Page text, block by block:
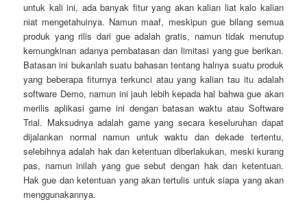
untuk kali ini, ada banyak fitur yang akan kalian liat kalo kalian
niat mengetahuinya. Namun maaf, meskipun gue bilang semua
produk yang rilis dari gue adalah gratis, namun tidak menutup
kemungkinan adanya pembatasan dan limitasi yang gue berikan.
Batasan ini bukanlah suatu bahasan tentang halnya suatu produk
yang beberapa fiturnya terkunci atau yang kalian tau itu adalah
software Demo, namun ini jauh lebih kepada hal bahwa gue akan
merilis aplikasi game ini dengan batasan waktu atau Software
Trial. Maksudnya adalah game yang secara keseluruhan dapat
dijalankan normal namun untuk waktu dan dekade tertentu,
selebihnya adalah hak dan ketentuan diberlakukan, meski kurang
pas, namun inilah yang gue sebut dengan hak dan ketentuan.
Hak gue dan ketentuan yang akan tertulis untuk siapa yang akan
menggunakannya.